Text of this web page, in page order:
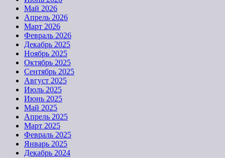
Май 2026
Апрель 2026
Март 2026
Февраль 2026
Декабрь 2025
Ноябрь 2025
Октябрь 2025
Сентябрь 2025
Август 2025
Июль 2025
Июнь 2025
Май 2025
Апрель 2025
Март 2025
Февраль 2025
Январь 2025
Декабрь 2024